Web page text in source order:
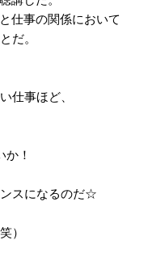
仕事の関係において
だ。
仕事ほど、
！
スになるのだ☆
）